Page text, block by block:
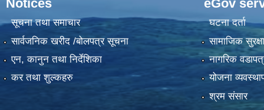
Notices
सूचना तथा समाचार
सार्वजनिक खरीद /बोलपत्र सूचना
एन, कानुन तथा निर्देशिका
कर तथा शुल्कहरु
eGov
घटना दर्ता
सामाजिक सुरक्षा
नागरिक
योजना
श्रम संसार